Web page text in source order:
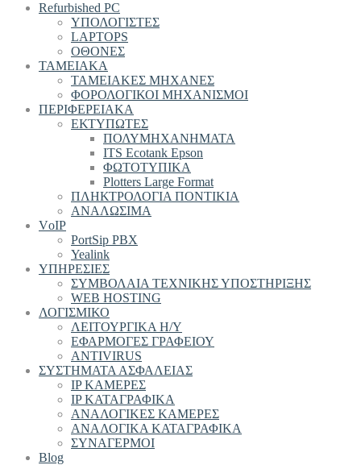
Refurbished PC
ΥΠΟΛΟΓΙΣΤΕΣ
LAPTOPS
ΟΘΟΝΕΣ
ΤΑΜΕΙΑΚΑ
ΤΑΜΕΙΑΚΕΣ ΜΗΧΑΝΕΣ
ΦΟΡΟΛΟΓΙΚΟΙ ΜΗΧΑΝΙΣΜΟΙ
ΠΕΡΙΦΕΡΕΙΑΚΑ
ΕΚΤΥΠΩΤΕΣ
ΠΟΛΥΜΗΧΑΝΗΜΑΤΑ
ITS Ecotank Epson
ΦΩΤΟΤΥΠΙΚΑ
Plotters Large Format
ΠΛΗΚΤΡΟΛΟΓΙΑ ΠΟΝΤΙΚΙΑ
ΑΝΑΛΩΣΙΜΑ
VοIP
PortSip PBX
Yealink
ΥΠΗΡΕΣΙΕΣ
ΣΥΜΒΟΛΑΙΑ ΤΕΧΝΙΚΗΣ ΥΠΟΣΤΗΡΙΞΗΣ
WEB HOSTING
ΛΟΓΙΣΜΙΚΟ
ΛΕΙΤΟΥΡΓΙΚΑ Η/Υ
ΕΦΑΡΜΟΓΕΣ ΓΡΑΦΕΙΟΥ
ANTIVIRUS
ΣΥΣΤΗΜΑΤΑ ΑΣΦΑΛΕΙΑΣ
IP ΚΑΜΕΡΕΣ
IP ΚΑΤΑΓΡΑΦΙΚΑ
ΑΝΑΛΟΓΙΚΕΣ ΚΑΜΕΡΕΣ
ΑΝΑΛΟΓΙΚΑ ΚΑΤΑΓΡΑΦΙΚΑ
ΣΥΝΑΓΕΡΜΟΙ
Blog